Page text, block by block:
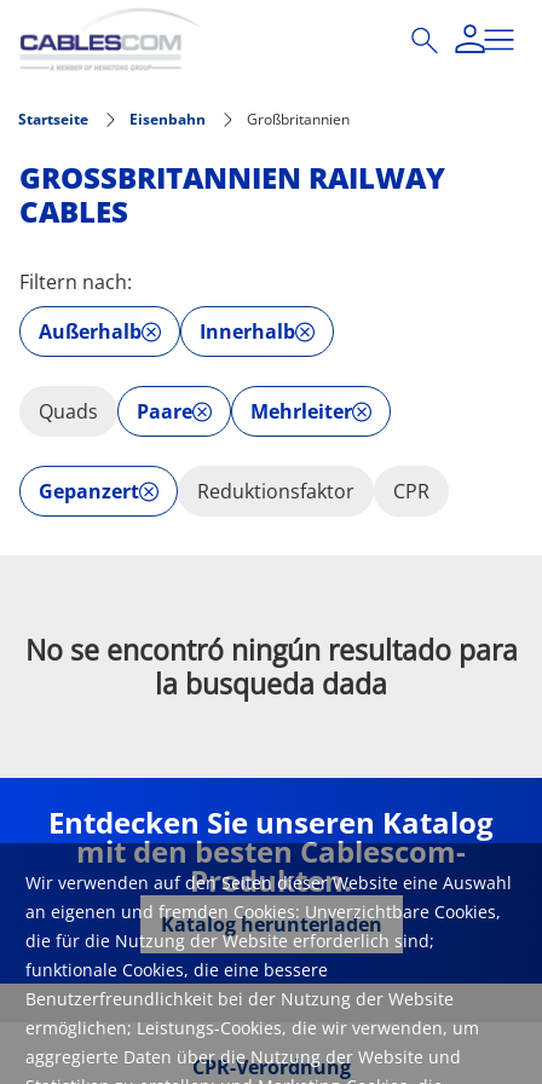
Direkt zum Inhalt
Wir verwenden auf den Seiten dieser Website eine Auswahl
an eigenen und fremden Cookies: Unverzichtbare Cookies,
die für die Nutzung der Website erforderlich sind;
funktionale Cookies, die eine bessere
Benutzerfreundlichkeit bei der Nutzung der Website
ermöglichen; Leistungs-Cookies, die wir verwenden, um
aggregierte Daten über die Nutzung der Website und
Startseite Eisenbahn Großbritannien
GROSSBRITANNIEN RAILWAY C
ABLES
Filtern nach:
Außerhalb
Innerhalb
Quads Paare Mehrleiter
Gepanzert Reduktionsfaktor CPR
No se encontró ningún resultado para
la busqueda dada
Entdecken Sie unseren Katalog
mit den besten Cablescom-
Produkten.
Katalog herunterladen
CPR-Verordnung